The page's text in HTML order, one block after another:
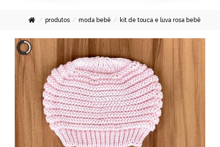
produtos moda bebê kit de touca e luva rosa bebê